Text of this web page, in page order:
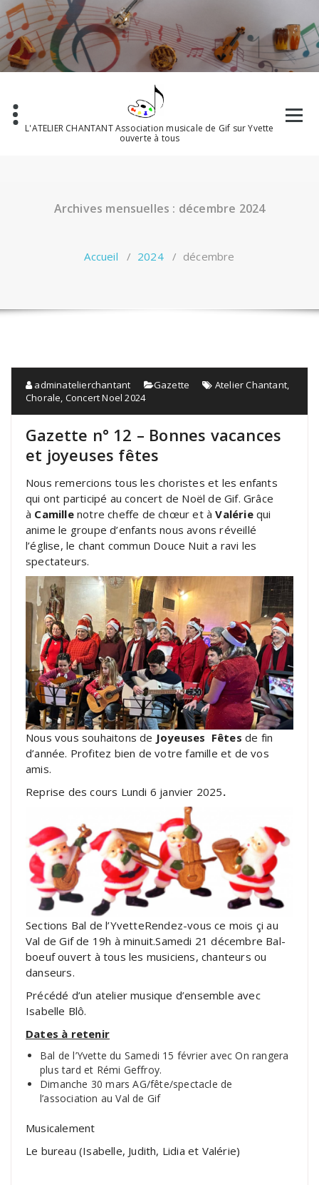
Aller
au
contenu
L'ATELIER CHANTANT Association musicale de Gif sur Yvette
ouverte à tous
Archives mensuelles : décembre 2024
Accueil / 2024/ décembre
adminatelierchantant Gazette Atelier Chantant,
Chorale, Concert Noel 2024
Gazette n° 12 – Bonnes vacances
et joyeuses fêtes
Nous remercions tous les choristes et les enfants
qui ont participé au concert de Noël de Gif. Grâce
à Camillenotre cheffe de chœur et àValériequi
anime le groupe d’enfants nous avons réveillé
l’église, le chant commun Douce Nuit a ravi les
spectateurs.
Nous vous souhaitons de Joyeuses Fêtes de fin
d’année. Profitez bien de votre famille et de vos
amis.
Reprise des cours Lundi 6 janvier 2025.
Sections Bal de l’YvetteRendez-vous ce mois çi au
Val de Gif de 19h à minuit.Samedi 21 décembre Bal-
boeuf ouvert à tous les musiciens, chanteurs ou
danseurs.
Précédé d’un atelier musique d’ensemble avec
Isabelle Blô.
Dates à retenir
Bal de l’Yvette du Samedi 15 février avec On rangera
plus tard et Rémi Geffroy.
Dimanche 30 mars AG/fête/spectacle de
l’association au Val de Gif
Musicalement
Le bureau (Isabelle, Judith, Lidia et Valérie)